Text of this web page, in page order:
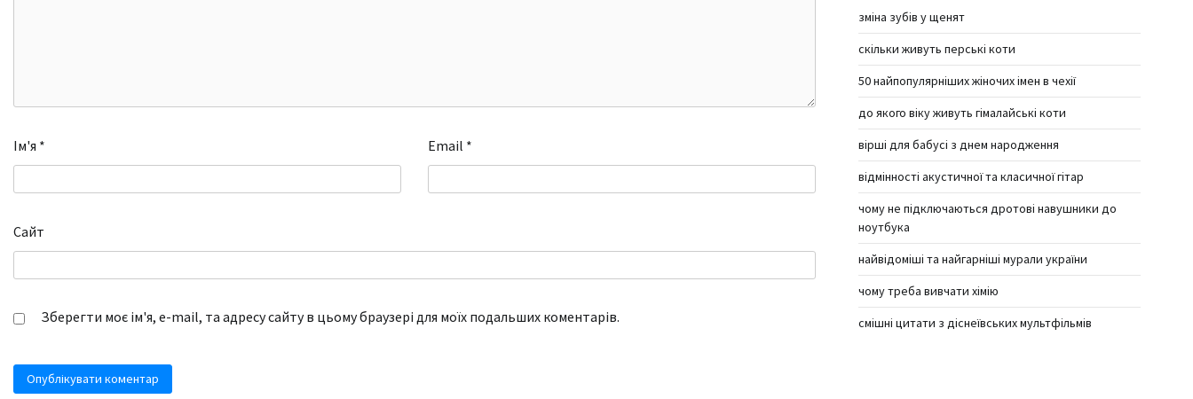
Ім'я * Email *
Сайт
Зберегти моє ім'я, e-mail, та адресу сайту в цьому браузері для моїх подальших коментарів.
зміна зубів у щенят
скільки живуть перські коти
50 найпопулярніших жіночих імен в чехії
до якого віку живуть гімалайські коти
вірші для бабусі з днем народження
відмінності акустичної та класичної гітар
чому не підключаються дротові навушники до
ноутбука
найвідоміші та найгарніші мурали україни
чому треба вивчати хімію
смішні цитати з діснеївських мультфільмів